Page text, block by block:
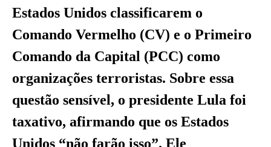
Estados Unidos classificarem o
Comando Vermelho (CV) e o Primeiro
Comando da Capital (PCC) como
organizações terroristas. Sobre essa
questão sensível, o presidente Lula foi
taxativo, afirmando que os Estados
Unidos “não farão isso”. Ele